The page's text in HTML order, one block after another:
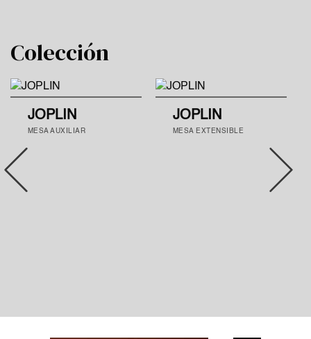
Colección
MESA AUXILIAR
JOPLIN
MESA EXTENSIBLE
JOPLIN